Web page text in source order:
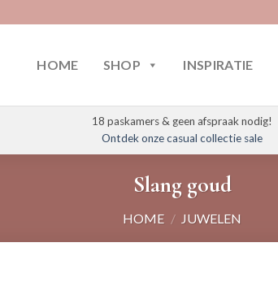
HOME SHOP INSPIRATIE
18 paskamers & geen afspraak nodig!
Ontdek onze casual collectie sale
Slang goud
HOME / JUWELEN